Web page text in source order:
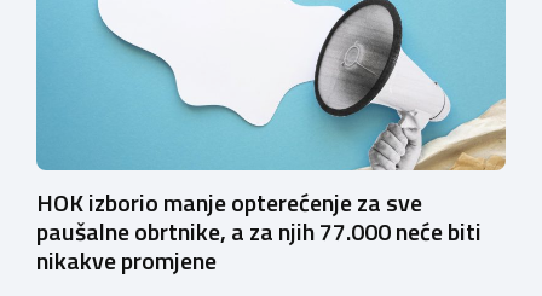
sustava e-Građani ili putem mobilne […]
HOK izborio manje opterećenje za sve
paušalne obrtnike, a za njih 77.000 neće biti
nikakve promjene